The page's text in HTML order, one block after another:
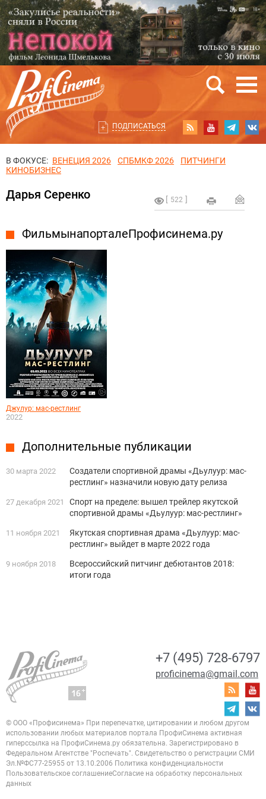
ПОДПИСАТЬСЯ
В ФОКУСЕ: ВЕНЕЦИЯ 2026 СПБМКФ 2026
ПИТЧИНГИ
КИНОБИЗНЕС
522
Дарья Серенко
Фильмы на портале Профисинема.ру
Джулур: мас-рестлинг
2022
Дополнительные публикации
30 марта 2022
Создатели спортивной драмы «Дьулуур: мас-
рестлинг» назначили новую дату релиза
27 декабря 2021
Спорт на пределе: вышел трейлер якутской
спортивной драмы «Дьулуур: мас-рестлинг»
11 ноября 2021
Якутская спортивная драма «Дьулуур: мас-
рестлинг» выйдет в марте 2022 года
9 ноября 2018
Всероссийский питчинг дебютантов 2018:
итоги года
+7 (495) 728-6797
proficinema@gmail.com
© ООО «Профисинема» При перепечатке, цитировании и любом другом
использовании любых материалов портала ПрофиСинема активная
гиперссылка на ПрофиСинема.ру обязательна. Зарегистрировано в
Федеральном Агентстве "Роспечать". Свидетельство о регистрации СМИ
Эл.№ФС77-25955 от 13.10.2006 Политика конфиденциальности
Пользовательское соглашениеСогласие на обработку персональных
данных